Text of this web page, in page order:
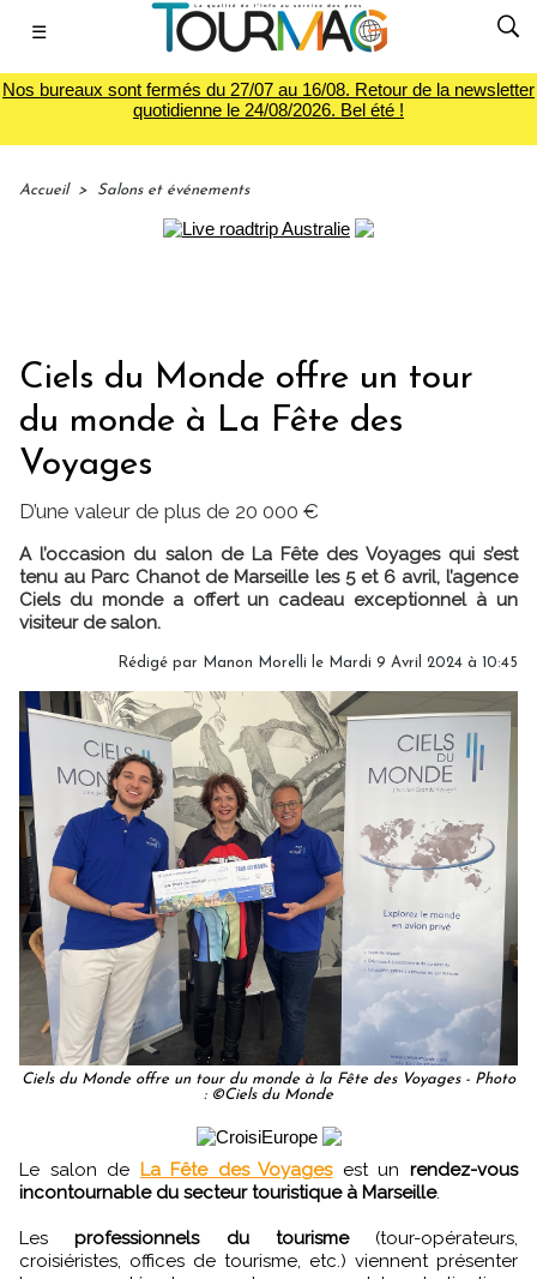
☰
Nos bureaux sont fermés du 27/07 au 16/08. Retour de la newsletter
quotidienne le 24/08/2026. Bel été !
Accueil > Salons et événements
Ciels du Monde offre un tour
du monde à La Fête des
Voyages
D’une valeur de plus de 20 000 €
A l’occasion du salon de La Fête des Voyages qui s’est
tenu au Parc Chanot de Marseille les 5 et 6 avril, l’agence
Ciels du monde a offert un cadeau exceptionnel à un
visiteur de salon.
Rédigé par Manon Morelli le Mardi 9 Avril 2024 à 10:45
Ciels du Monde offre un tour du monde à la Fête des Voyages - Photo
: ©Ciels du Monde
Le salon de La Fête des Voyagesest unrendez-vous
incontournable du secteur touristique à Marseille.
Lesprofessionnels du tourisme(tour-opérateurs,
croisiéristes, offices de tourisme, etc.) viennent présenter